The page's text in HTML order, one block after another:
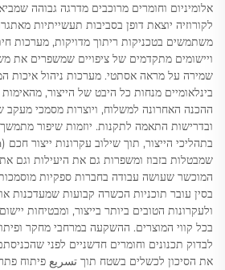
אלומיניום וחומרים מרוכבים מדרגה גבוהה
לקורוזיה יוצאת דופן בסביבות תעשייתיות
משתמשים בטכניקות ריתוך מדויקות, מערכות
ויישומים מתקדמים של ציפויים שמשפרים את
שמירה על מראה אסתטי. מערכות ניהול איכות
בינלאומיים מנחות כל היבט של הייצור,
ההכנה האחרונה למשלוח, ויוצרות מסמכי מעקב
ובדרישות התאמה לתקנות. יוזמות שיפור
שמבטלות בזבוז ומשפרות גם את היעילות וגם
המוכשר שעושה עבודה בחברות ספקיות
בסין עובר תוכניות הכשרה קבועות שמעדכנות
ולעקרונות הטובים ביותר בייצור, ומבטיחות
בכל קווי המוצרים. ההשקעה במרחבי מחקר
לבדוק תכנונים וחומרים חדשניים לפני
את הסיכון לכשלים בשטח תוך تسريع פיתוח